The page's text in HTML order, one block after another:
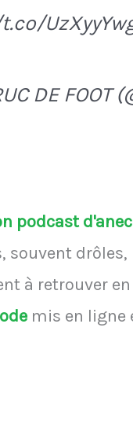
DE
podcast
souvent
à retrouver en
mis en ligne